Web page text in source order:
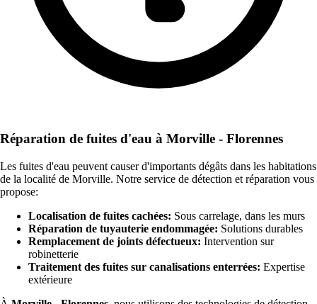
Réparation de fuites d'eau à Morville - Florennes
Les fuites d'eau peuvent causer d'importants dégâts dans les habitations
de la localité de Morville. Notre service de détection et réparation vous
propose:
Localisation de fuites cachées: Sous carrelage, dans les murs
Réparation de tuyauterie endommagée: Solutions durables
Remplacement de joints défectueux: Intervention sur
robinetterie
Traitement des fuites sur canalisations enterrées: Expertise
extérieure